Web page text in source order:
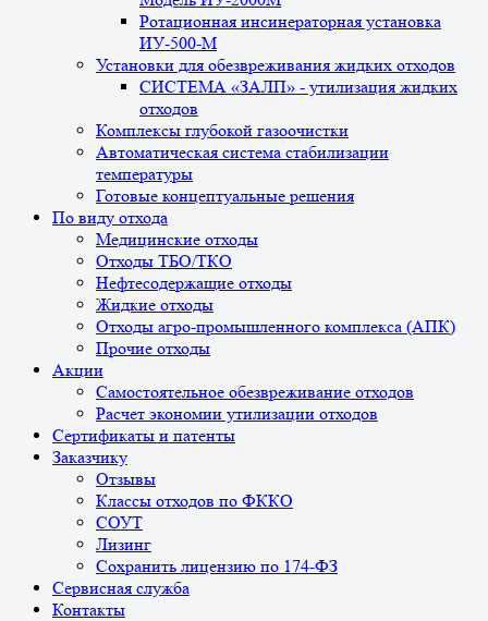
Ротационная инсинераторная установка
ИУ-500-М
Установки для обезвреживания жидких отходов
СИСТЕМА «ЗАЛП» - утилизация жидких
отходов
Комплексы глубокой газоочистки
Автоматическая система стабилизации
температуры
Готовые концептуальные решения
По виду отхода
Медицинские отходы
Отходы ТБО/ТКО
Нефтесодержащие отходы
Жидкие отходы
Отходы агро-промышленного комплекса (АПК)
Прочие отходы
Акции
Самостоятельное обезвреживание отходов
Расчет экономии утилизации отходов
Сертификаты и патенты
Заказчику
Отзывы
Классы отходов по ФККО
СОУТ
Лизинг
Сохранить лицензию по 174-ФЗ
Сервисная служба
Контакты